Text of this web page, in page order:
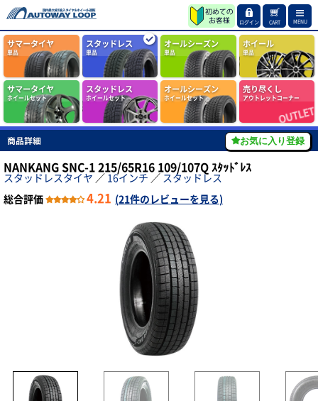
ログイン CART MENU
サマータイヤ
単品
スタッドレス
単品
オールシーズン
単品
ホイール
単品
サマータイヤ
ホイールセット
スタッドレス
ホイールセット
オールシーズン
ホイールセット
売り尽くし
アウトレットコーナー
商品詳細 お気に入り登録
NANKANG SNC-1 215/65R16 109/107Q ｽﾀｯﾄﾞﾚｽ
スタッドレスタイヤ ／ 16インチ ／ スタッドレス
総合評価
4.21 (21件のレビューを見る)